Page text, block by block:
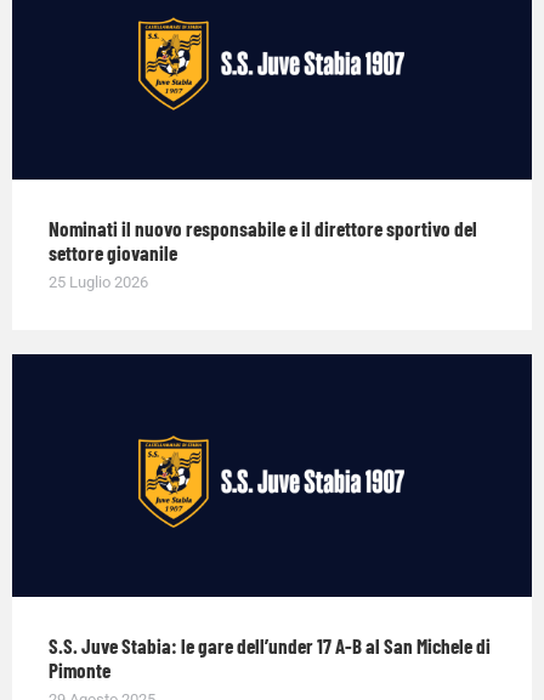
Nominati il nuovo responsabile e il direttore sportivo del
settore giovanile
25 Luglio 2026
S.S. Juve Stabia: le gare dell’under 17 A-B al San Michele di
Pimonte